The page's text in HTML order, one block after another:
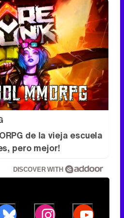
de la vieja escuela
pero mejor!
DISCOVER WITH
6,4k 258k
anuncios